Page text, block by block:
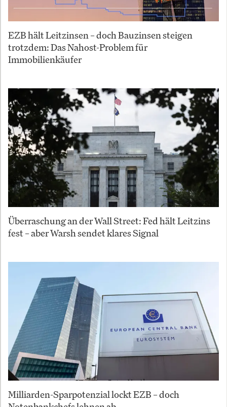
EZB hält Leitzinsen – doch Bauzinsen steigen
trotzdem: Das Nahost-Problem für
Immobilienkäufer
Überraschung an der Wall Street: Fed hält Leitzins
fest – aber Warsh sendet klares Signal
Milliarden-Sparpotenzial lockt EZB – doch